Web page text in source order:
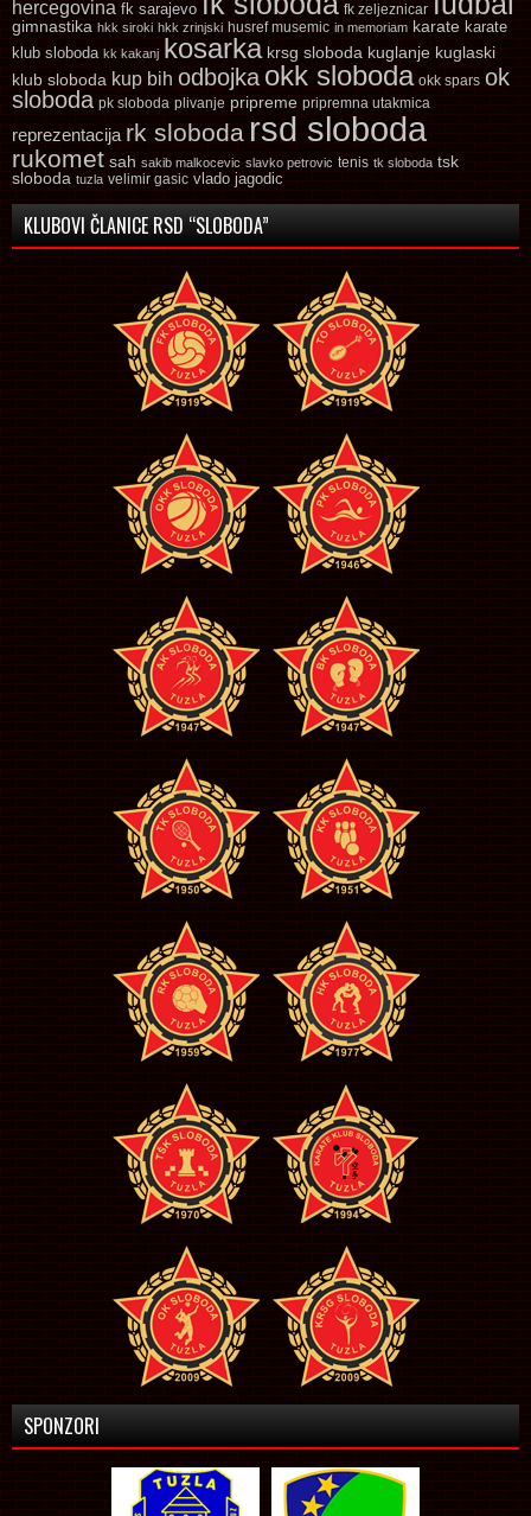
hercegovina fk sarajevo fk zeljeznicar
gimnastika hkk siroki hkk zrinjski husref musemic in memoriam karate karate
klub sloboda kk kakanj kosarka krsg sloboda kuglanje kuglaski
klub sloboda kup bih odbojka okk sloboda okk spars ok
sloboda pk sloboda plivanje pripreme pripremna utakmica
reprezentacija rk sloboda rsd sloboda
rukomet sah sakib malkocevic slavko petrovic tenis tk sloboda tsk
sloboda tuzla velimir gasic vlado jagodic
KLUBOVI ČLANICE RSD “SLOBODA”
SPONZORI